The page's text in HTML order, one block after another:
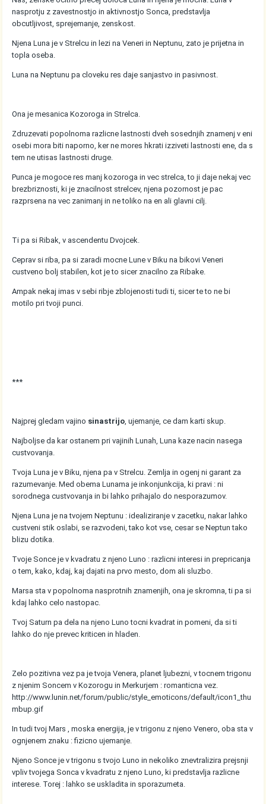
nasprotju z zavestnostjo in aktivnostjo Sonca, predstavlja
obcutljivost, sprejemanje, zenskost.
Njena Luna je v Strelcu in lezi na Veneri in Neptunu, zato je prijetna in
topla oseba.
Luna na Neptunu pa cloveku res daje sanjastvo in pasivnost.
Ona je mesanica Kozoroga in Strelca.
Zdruzevati popolnoma razlicne lastnosti dveh sosednjih znamenj v eni
osebi mora biti naporno, ker ne mores hkrati izziveti lastnosti ene, da s
tem ne utisas lastnosti druge.
Punca je mogoce res manj kozoroga in vec strelca, to ji daje nekaj vec
brezbriznosti, ki je znacilnost strelcev, njena pozornost je pac
razprsena na vec zanimanj in ne toliko na en ali glavni cilj.
Ti pa si Ribak, v ascendentu Dvojcek.
Ceprav si riba, pa si zaradi mocne Lune v Biku na bikovi Veneri
custveno bolj stabilen, kot je to sicer znacilno za Ribake.
Ampak nekaj imas v sebi ribje zblojenosti tudi ti, sicer te to ne bi
motilo pri tvoji punci.
***
Najprej gledam vajino sinastrijo, ujemanje, ce dam karti skup.
Najboljse da kar ostanem pri vajinih Lunah, Luna kaze nacin nasega
custvovanja.
Tvoja Luna je v Biku, njena pa v Strelcu. Zemlja in ogenj ni garant za
razumevanje. Med obema Lunama je inkonjunkcija, ki pravi : ni
sorodnega custvovanja in bi lahko prihajalo do nesporazumov.
Njena Luna je na tvojem Neptunu : idealiziranje v zacetku, nakar lahko
custveni stik oslabi, se razvodeni, tako kot vse, cesar se Neptun tako
blizu dotika.
Tvoje Sonce je v kvadratu z njeno Luno : razlicni interesi in prepricanja
o tem, kako, kdaj, kaj dajati na prvo mesto, dom ali sluzbo.
Marsa sta v popolnoma nasprotnih znamenjih, ona je skromna, ti pa si
kdaj lahko celo nastopac.
Tvoj Saturn pa dela na njeno Luno tocni kvadrat in pomeni, da si ti
lahko do nje prevec kriticen in hladen.
Zelo pozitivna vez pa je tvoja Venera, planet ljubezni, v tocnem trigonu
z njenim Soncem v Kozorogu in Merkurjem : romanticna vez.
http://www.lunin.net/forum/public/style_emoticons/default/icon1_thu
mbup.gif
In tudi tvoj Mars , moska energija, je v trigonu z njeno Venero, oba sta v
ognjenem znaku : fizicno ujemanje.
Njeno Sonce je v trigonu s tvojo Luno in nekoliko znevtralizira prejsnji
vpliv tvojega Sonca v kvadratu z njeno Luno, ki predstavlja razlicne
interese. Torej : lahko se uskladita in sporazumeta.